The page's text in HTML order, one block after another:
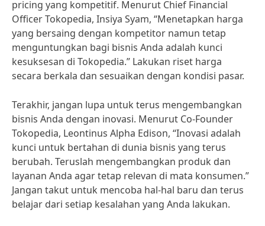
pricing yang kompetitif. Menurut Chief Financial
Officer Tokopedia, Insiya Syam, “Menetapkan harga
yang bersaing dengan kompetitor namun tetap
menguntungkan bagi bisnis Anda adalah kunci
kesuksesan di Tokopedia.” Lakukan riset harga
secara berkala dan sesuaikan dengan kondisi pasar.
Terakhir, jangan lupa untuk terus mengembangkan
bisnis Anda dengan inovasi. Menurut Co-Founder
Tokopedia, Leontinus Alpha Edison, “Inovasi adalah
kunci untuk bertahan di dunia bisnis yang terus
berubah. Teruslah mengembangkan produk dan
layanan Anda agar tetap relevan di mata konsumen.”
Jangan takut untuk mencoba hal-hal baru dan terus
belajar dari setiap kesalahan yang Anda lakukan.